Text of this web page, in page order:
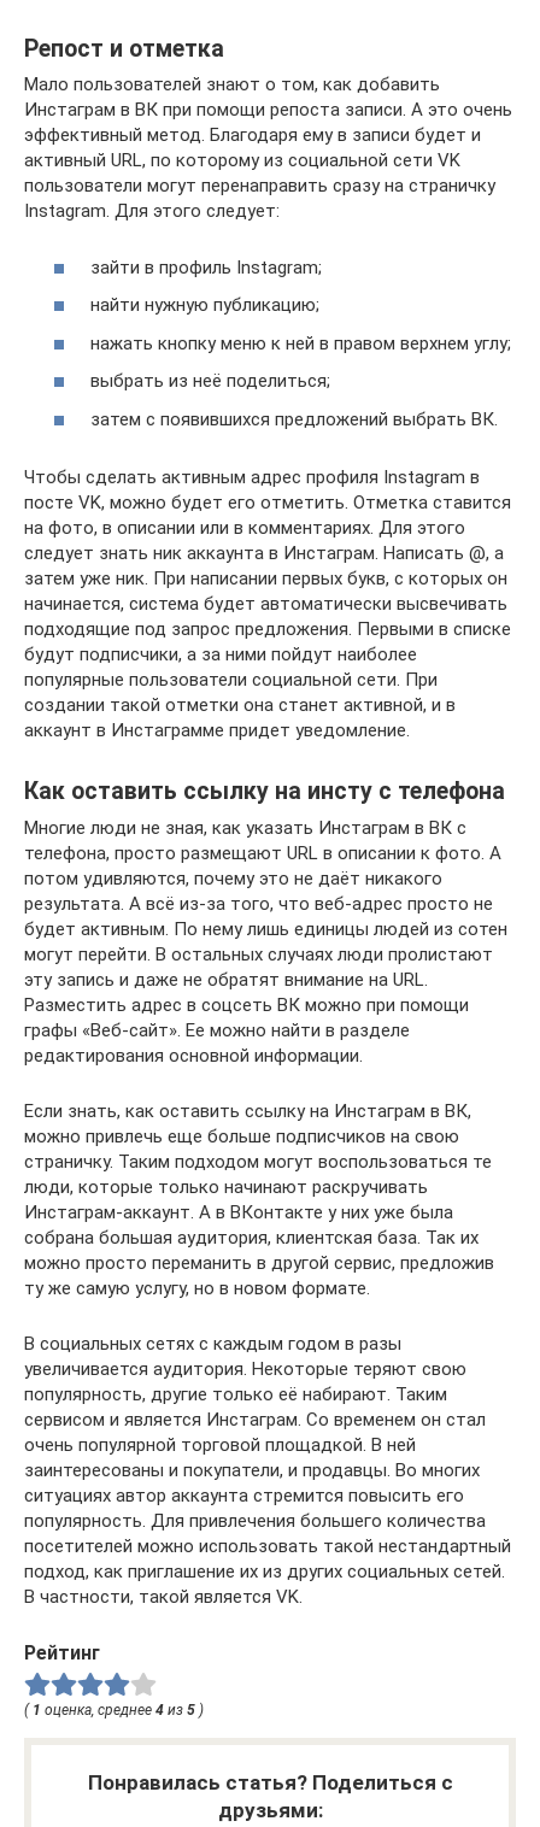
Репост и отметка
Мало пользователей знают о том, как добавить
Инстаграм в ВК при помощи репоста записи. А это очень
эффективный метод. Благодаря ему в записи будет и
активный URL, по которому из социальной сети VK
пользователи могут перенаправить сразу на страничку
Instagram. Для этого следует:
зайти в профиль Instagram;
найти нужную публикацию;
нажать кнопку меню к ней в правом верхнем углу;
выбрать из неё поделиться;
затем с появившихся предложений выбрать ВК.
Чтобы сделать активным адрес профиля Instagram в
посте VK, можно будет его отметить. Отметка ставится
на фото, в описании или в комментариях. Для этого
следует знать ник аккаунта в Инстаграм. Написать @, а
затем уже ник. При написании первых букв, с которых он
начинается, система будет автоматически высвечивать
подходящие под запрос предложения. Первыми в списке
будут подписчики, а за ними пойдут наиболее
популярные пользователи социальной сети. При
создании такой отметки она станет активной, и в
аккаунт в Инстаграмме придет уведомление.
Как оставить ссылку на инсту с телефона
Многие люди не зная, как указать Инстаграм в ВК с
телефона, просто размещают URL в описании к фото. А
потом удивляются, почему это не даёт никакого
результата. А всё из-за того, что веб-адрес просто не
будет активным. По нему лишь единицы людей из сотен
могут перейти. В остальных случаях люди пролистают
эту запись и даже не обратят внимание на URL.
Разместить адрес в соцсеть ВК можно при помощи
графы «Веб-сайт». Ее можно найти в разделе
редактирования основной информации.
Если знать, как оставить ссылку на Инстаграм в ВК,
можно привлечь еще больше подписчиков на свою
страничку. Таким подходом могут воспользоваться те
люди, которые только начинают раскручивать
Инстаграм-аккаунт. А в ВКонтакте у них уже была
собрана большая аудитория, клиентская база. Так их
можно просто переманить в другой сервис, предложив
ту же самую услугу, но в новом формате.
В социальных сетях с каждым годом в разы
увеличивается аудитория. Некоторые теряют свою
популярность, другие только её набирают. Таким
сервисом и является Инстаграм. Со временем он стал
очень популярной торговой площадкой. В ней
заинтересованы и покупатели, и продавцы. Во многих
ситуациях автор аккаунта стремится повысить его
популярность. Для привлечения большего количества
посетителей можно использовать такой нестандартный
подход, как приглашение их из других социальных сетей.
В частности, такой является VK.
Рейтинг
( 1 оценка, среднее 4 из 5 )
Понравилась статья? Поделиться с
друзьями: